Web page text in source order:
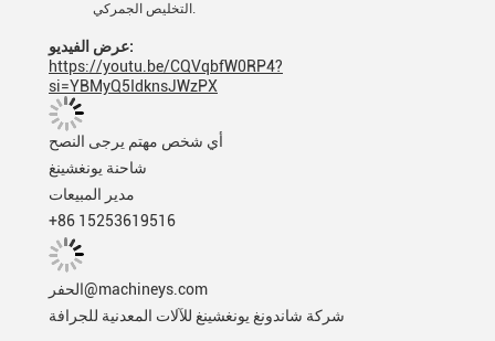
التخليص الجمركي.
عرض الفيديو:
https://youtu.be/CQVqbfW0RP4?
si=YBMyQ5IdknsJWzPX
أي شخص مهتم يرجى النصح
شاحنة يونغشينغ
مدير المبيعات
+86 15253619516
الحفر@machineys.com
شركة شاندونغ يونغشينغ للآلات المعدنية للجرافة